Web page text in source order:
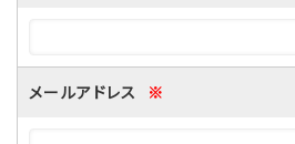
メールアドレス ※